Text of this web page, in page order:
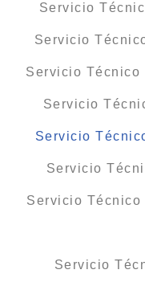
Servicio
Servicio
Servicio
Servicio
Servicio
Servicio
Servicio
Servicio